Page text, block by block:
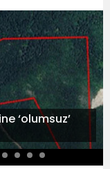
‘olumsuz’